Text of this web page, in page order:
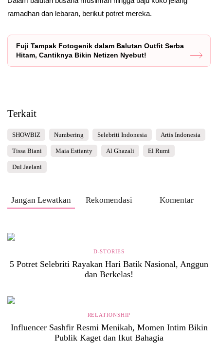
ramadhan dan lebaran, berikut potret mereka.
Fuji Tampak Fotogenik dalam Balutan Outfit Serba
Hitam, Cantiknya Bikin Netizen Nyebut!
Terkait
SHOWBIZ Numbering Selebriti Indonesia Artis Indonesia
Tissa Biani Maia Estianty Al Ghazali El Rumi
Dul Jaelani
Jangan Lewatkan Rekomendasi Komentar
D-STORIES
5 Potret Selebriti Rayakan Hari Batik Nasional, Anggun
dan Berkelas!
RELATIONSHIP
Influencer Sashfir Resmi Menikah, Momen Intim Bikin
Publik Kaget dan Ikut Bahagia